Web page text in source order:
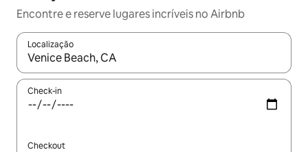
Encontre e reserve lugares incríveis no Airbnb
Localização
Quando os resultados estiverem disponíveis, explore-os
Check-in
Checkout